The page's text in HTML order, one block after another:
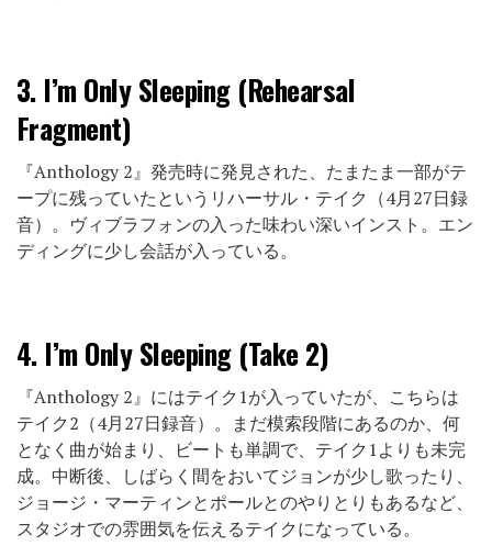
3.I’m Only Sleeping (Rehearsal
Fragment)
『Anthology 2』発売時に発見された、たまたま一部がテ
ープに残っていたというリハーサル・テイク（4月27日録
音）。ヴィブラフォンの入った味わい深いインスト。エン
ディングに少し会話が入っている。
4.I’m Only Sleeping (Take 2)
『Anthology 2』にはテイク1が入っていたが、こちらは
テイク2（4月27日録音）。まだ模索段階にあるのか、何
となく曲が始まり、ビートも単調で、テイク1よりも未完
成。中断後、しばらく間をおいてジョンが少し歌ったり、
ジョージ・マーティンとポールとのやりとりもあるなど、
スタジオでの雰囲気を伝えるテイクになっている。